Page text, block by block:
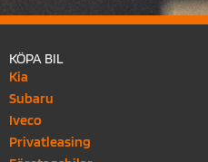
KÖPA BIL
Kia
Subaru
Iveco
Privatleasing